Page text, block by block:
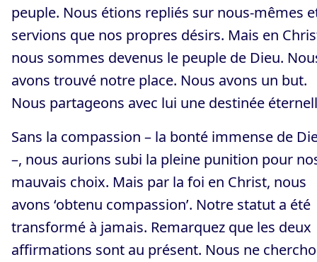
peuple. Nous étions repliés sur nous-mêmes
servions que nos propres désirs. Mais en
nous sommes devenus le peuple de Dieu.
avons trouvé notre place. Nous avons un but.
Nous partageons avec lui une destinée
Sans la compassion – la bonté immense de
–, nous aurions subi la pleine punition pour
mauvais choix. Mais par la foi en Christ, nous
avons ‘obtenu compassion’. Notre statut a été
transformé à jamais. Remarquez que les deux
affirmations sont au présent. Nous ne